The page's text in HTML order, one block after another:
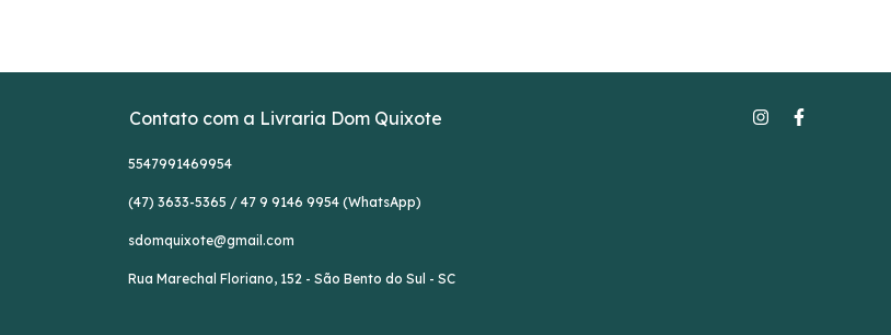
Contato com a Livraria Dom Quixote
5547991469954
(47) 3633-5365 / 47 9 9146 9954 (WhatsApp)
sdomquixote@gmail.com
Rua Marechal Floriano, 152 - São Bento do Sul - SC